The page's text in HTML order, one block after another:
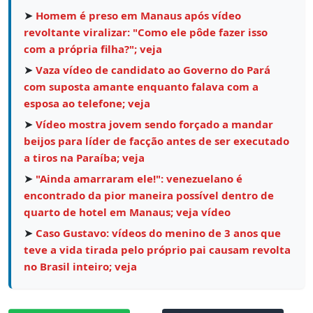
➤ Homem é preso em Manaus após vídeo
revoltante viralizar: "Como ele pôde fazer isso
com a própria filha?"; veja
➤ Vaza vídeo de candidato ao Governo do Pará
com suposta amante enquanto falava com a
esposa ao telefone; veja
➤ Vídeo mostra jovem sendo forçado a mandar
beijos para líder de facção antes de ser executado
a tiros na Paraíba; veja
➤ "Ainda amarraram ele!": venezuelano é
encontrado da pior maneira possível dentro de
quarto de hotel em Manaus; veja vídeo
➤ Caso Gustavo: vídeos do menino de 3 anos que
teve a vida tirada pelo próprio pai causam revolta
no Brasil inteiro; veja